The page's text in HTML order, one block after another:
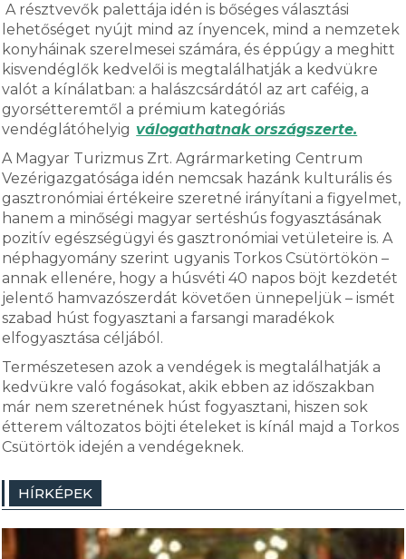
A résztvevők palettája idén is bőséges választási
lehetőséget nyújt mind az ínyencek, mind a nemzetek
konyháinak szerelmesei számára, és éppúgy a meghitt
kisvendéglők kedvelői is megtalálhatják a kedvükre
valót a kínálatban: a halászcsárdától az art caféig, a
gyorsétteremtől a prémium kategóriás
vendéglátóhelyig válogathatnak országszerte.
A Magyar Turizmus Zrt. Agrármarketing Centrum
Vezérigazgatósága idén nemcsak hazánk kulturális és
gasztronómiai értékeire szeretné irányítani a figyelmet,
hanem a minőségi magyar sertéshús fogyasztásának
pozitív egészségügyi és gasztronómiai vetületeire is. A
néphagyomány szerint ugyanis Torkos Csütörtökön –
annak ellenére, hogy a húsvéti 40 napos böjt kezdetét
jelentő hamvazószerdát követően ünnepeljük – ismét
szabad húst fogyasztani a farsangi maradékok
elfogyasztása céljából.
Természetesen azok a vendégek is megtalálhatják a
kedvükre való fogásokat, akik ebben az időszakban
már nem szeretnének húst fogyasztani, hiszen sok
étterem változatos böjti ételeket is kínál majd a Torkos
Csütörtök idején a vendégeknek.
HÍRKÉPEK